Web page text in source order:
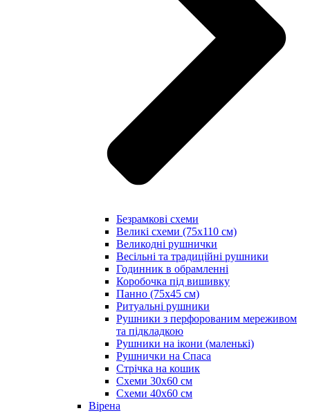
Безрамкові схеми
Великі схеми (75х110 см)
Великодні рушнички
Весільні та традиційні рушники
Годинник в обрамленні
Коробочка під вишивку
Панно (75х45 см)
Ритуальні рушники
Рушники з перфорованим мереживом
та підкладкою
Рушники на ікони (маленькі)
Рушнички на Спаса
Стрічка на кошик
Схеми 30х60 см
Схеми 40х60 см
Вірена